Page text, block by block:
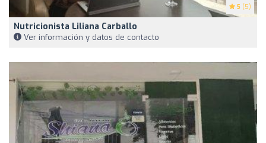
5 (5)
Nutricionista Liliana Carballo
Ver información y datos de contacto